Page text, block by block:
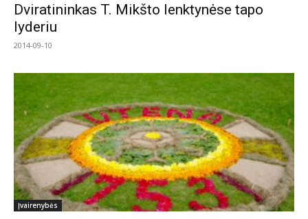
Dviratininkas T. Mikšto lenktynėse tapo
lyderiu
2014-09-10
Įvairenybės